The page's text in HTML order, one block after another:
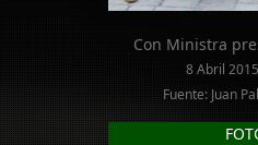
Con Ministra
8 Abril
Fuente: Juan